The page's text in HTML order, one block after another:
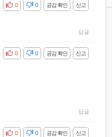
신고
공감 확인
비공감 0
0
답글
신고
공감 확인
비공감 0
0
답글
신고
공감 확인
비공감 0
0